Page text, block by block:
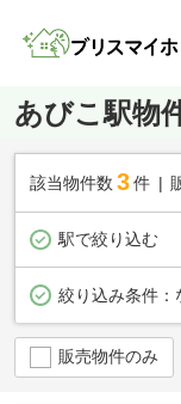
あびこ駅物
該当物件数 3件
駅で絞り込む
絞り込み条件：
販売物件のみ